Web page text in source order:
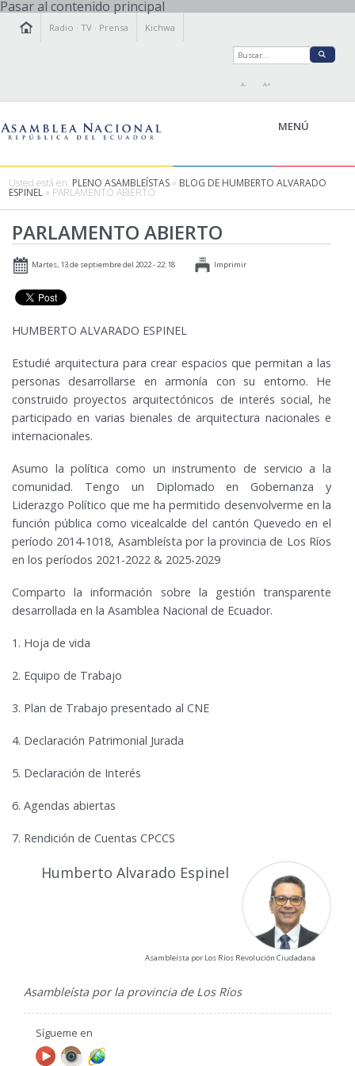
Pasar al contenido principal
Radio ·TV · Prensa Kichwa
A- A+
MENÚ
LEGISLAMOS
FISCALIZAMOS
TRANSPARENCIA
PRENSA
RELACIONES INTERNACIONALES
Usted está en: PLENO ASAMBLEÍSTAS » BLOG DE HUMBERTO ALVARADO
ESPINEL » PARLAMENTO ABIERTO
PARLAMENTO ABIERTO
Martes, 13 de septiembre del 2022 - 22:18 Imprimir
HUMBERTO ALVARADO ESPINEL
Estudié arquitectura para crear espacios que permitan a las
personas desarrollarse en armonía con su entorno. He
construido proyectos arquitectónicos de interés social, he
participado en varias bienales de arquitectura nacionales e
internacionales.
Asumo la política como un instrumento de servicio a la
comunidad. Tengo un Diplomado en Gobernanza y
Liderazgo Político que me ha permitido desenvolverme en la
función pública como vicealcalde del cantón Quevedo en el
período 2014-1018, Asambleísta por la provincia de Los Ríos
en los períodos 2021-2022 & 2025-2029
Comparto la información sobre la gestión transparente
desarrollada en la Asamblea Nacional de Ecuador.
1. Hoja de vida
2. Equipo de Trabajo
3. Plan de Trabajo presentado al CNE
4. Declaración Patrimonial Jurada
5. Declaración de Interés
6. Agendas abiertas
7. Rendición de Cuentas CPCCS
Humberto Alvarado Espinel
Asambleísta por Los Ríos Revolución Ciudadana
Asambleísta por la provincia de Los Ríos
Sígueme en